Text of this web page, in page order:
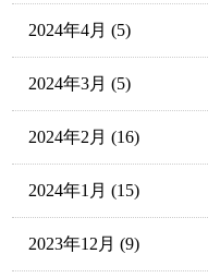
2024年4月 (5)
2024年3月 (5)
2024年2月 (16)
2024年1月 (15)
2023年12月 (9)